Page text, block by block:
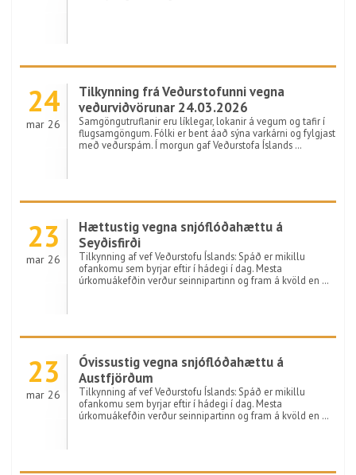
24
mar 26
Tilkynning frá Veðurstofunni vegna
veðurviðvörunar 24.03.2026
Samgöngutruflanir eru líklegar, lokanir á vegum og tafir í
flugsamgöngum. Fólki er bent áað sýna varkárni og fylgjast
með veðurspám. Í morgun gaf Veðurstofa Íslands …
23
mar 26
Hættustig vegna snjóflóðahættu á
Seyðisfirði
Tilkynning af vef Veðurstofu Íslands: Spáð er mikillu
ofankomu sem byrjar eftir í hádegi í dag. Mesta
úrkomuákefðin verður seinnipartinn og fram á kvöld en …
23
mar 26
Óvissustig vegna snjóflóðahættu á
Austfjörðum
Tilkynning af vef Veðurstofu Íslands: Spáð er mikillu
ofankomu sem byrjar eftir í hádegi í dag. Mesta
úrkomuákefðin verður seinnipartinn og fram á kvöld en …